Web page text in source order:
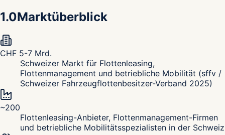
1.0Marktüberblick
CHF 5-7 Mrd.
Schweizer Markt für Flottenleasing,
Flottenmanagement und betriebliche Mobilität (sffv /
Schweizer Fahrzeugflottenbesitzer-Verband 2025)
~200
Flottenleasing-Anbieter, Flottenmanagement-Firmen
und betriebliche Mobilitätsspezialisten in der Schweiz